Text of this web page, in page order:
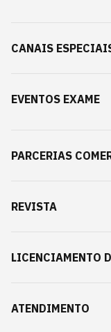
CANAIS
EVENTOS EXAME
PARCERIAS
REVISTA
LICENCIAMENTO
ATENDIMENTO